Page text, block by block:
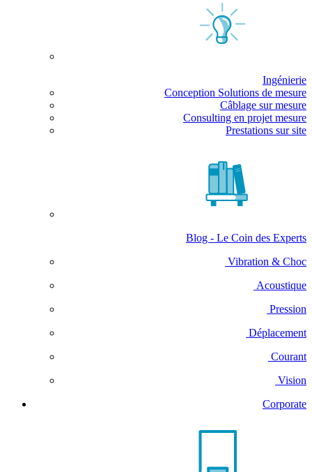
Ingénierie
Conception Solutions de mesure
Câblage sur mesure
Consulting en projet mesure
Prestations sur site
Blog - Le Coin des Experts
Vibration & Choc
Acoustique
Pression
Déplacement
Courant
Vision
Corporate